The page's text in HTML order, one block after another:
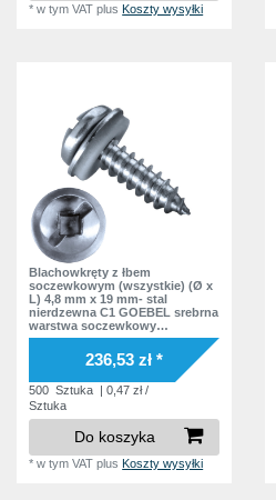
*w tym VAT plusKoszty wysyłki
Blachowkręty z łbem
soczewkowym (wszystkie) (Ø x
L) 4,8 mm x 19 mm- stal
nierdzewna C1 GOEBEL srebrna
warstwa soczewkowy
czworokąt wewnątrz Podkładka
236,53 zł *
500 Sztuka | 0,47 zł /
Sztuka
Do koszyka
*w tym VAT plusKoszty wysyłki